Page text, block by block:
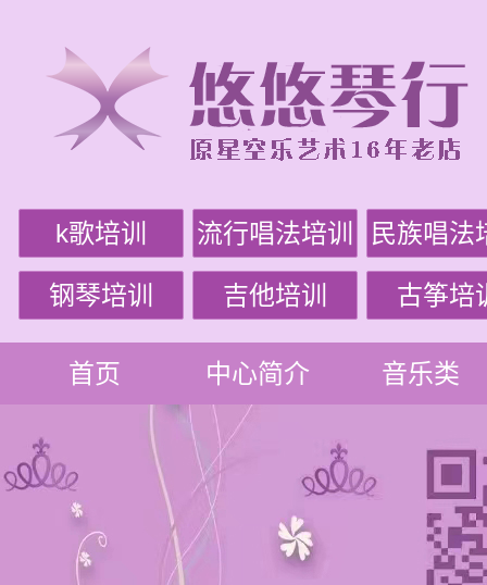
k歌培训 流行唱法培训 民族唱法
钢琴培训 吉他培训 古筝培
首页 中心简介 音乐类